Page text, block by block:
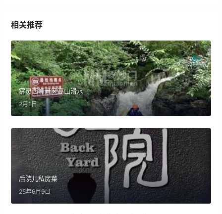
相关推荐
雾灵西峰景区高山滑水
2月1日
后院儿私房菜
25年6月9日